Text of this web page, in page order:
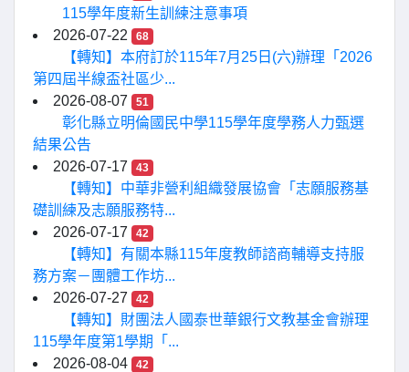
115學年度新生訓練注意事項
2026-07-22
68
【轉知】本府訂於115年7月25日(六)辦理「2026
第四屆半線盃社區少...
2026-08-07
51
彰化縣立明倫國民中學115學年度學務人力甄選
結果公告
2026-07-17
43
【轉知】中華非營利組織發展協會「志願服務基
礎訓練及志願服務特...
2026-07-17
42
【轉知】有關本縣115年度教師諮商輔導支持服
務方案－團體工作坊...
2026-07-27
42
【轉知】財團法人國泰世華銀行文教基金會辦理
115學年度第1學期「...
2026-08-04
42